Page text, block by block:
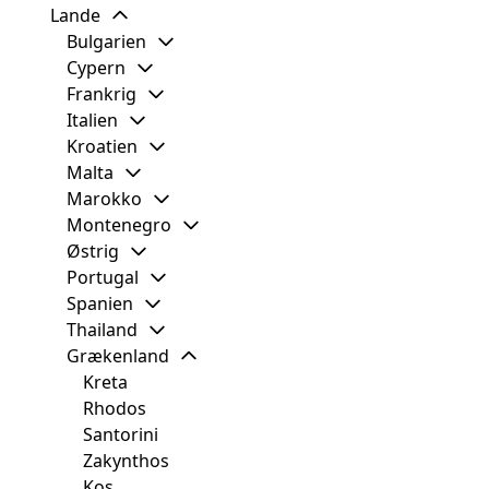
Lande
Bulgarien
Cypern
Frankrig
Italien
Kroatien
Malta
Marokko
Montenegro
Østrig
Portugal
Spanien
Thailand
Grækenland
Kreta
Rhodos
Santorini
Zakynthos